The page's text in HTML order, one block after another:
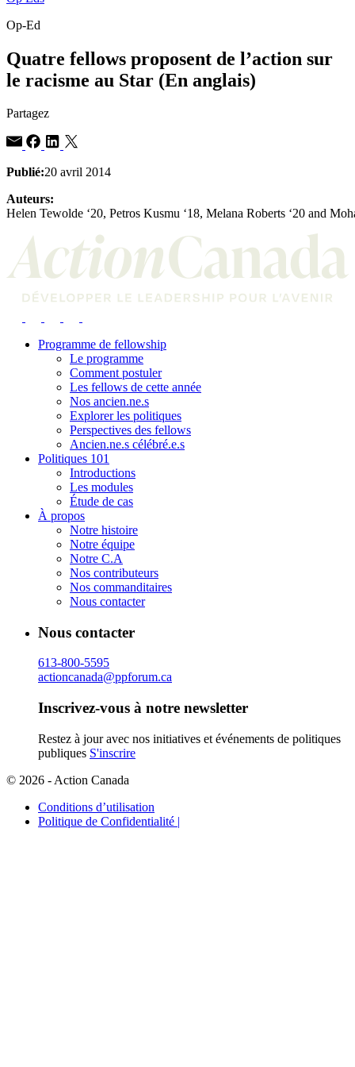
Op-Ed
Quatre fellows proposent de l’action sur
le racisme au Star (En anglais)
Partagez
Publié:20 avril 2014
Auteurs:
Helen Tewolde ‘20, Petros Kusmu ‘18, Melana Roberts ‘20 and
Programme de fellowship
Le programme
Comment postuler
Les fellows de cette année
Nos ancien.ne.s
Explorer les politiques
Perspectives des fellows
Ancien.ne.s célébré.e.s
Politiques 101
Introductions
Les modules
Étude de cas
À propos
Notre histoire
Notre équipe
Notre C.A
Nos contributeurs
Nos commanditaires
Nous contacter
Nous contacter
613-800-5595
actioncanada@ppforum.ca
Inscrivez-vous à notre newsletter
Restez à jour avec nos initiatives et événements de politiques
publiques S'inscrire
© 2026 - Action Canada
Conditions d’utilisation
Politique de Confidentialité |